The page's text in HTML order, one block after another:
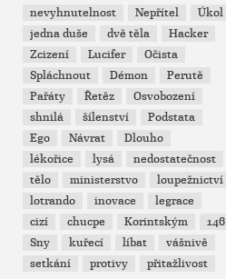
nevyhnutelnost
Nepřítel
Úkol
jedna duše
dvě těla
Hacker
Zcizení
Lucifer
Očista
Spláchnout
Démon
Perutě
Pařáty
Řetěz
Osvobození
shnilá
šílenství
Podstata
Ego
Návrat
Dlouho
lékořice
lysá
nedostatečnost
tělo
ministerstvo
loupežnictví
lotrando
inovace
legrace
cizí
chucpe Korintským
146
Sny
kuřecí líbat
vášnivě
setkání
protivy přitažlivost